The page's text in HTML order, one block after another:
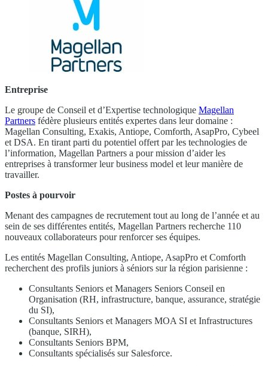
Entreprise
Le groupe de Conseil et d’Expertise technologique Magellan
Partners fédère plusieurs entités expertes dans leur domaine :
Magellan Consulting, Exakis, Antiope, Comforth, AsapPro, Cybeel
et DSA. En tirant parti du potentiel offert par les technologies de
l’information, Magellan Partners a pour mission d’aider les
entreprises à transformer leur business model et leur manière de
travailler.
Postes à pourvoir
Menant des campagnes de recrutement tout au long de l’année et au
sein de ses différentes entités, Magellan Partners recherche 110
nouveaux collaborateurs pour renforcer ses équipes.
Les entités Magellan Consulting, Antiope, AsapPro et Comforth
recherchent des profils juniors à séniors sur la région parisienne :
Consultants Seniors et Managers Seniors Conseil en
Organisation (RH, infrastructure, banque, assurance, stratégie
du SI),
Consultants Seniors et Managers MOA SI et Infrastructures
(banque, SIRH),
Consultants Seniors BPM,
Consultants spécialisés sur Salesforce.